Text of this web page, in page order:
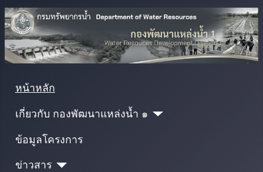
หน้าหลัก
เกี่ยวกับ กองพัฒนาแหล่งน้ำ ๑
ข้อมูลโครงการ
ข่าวสาร